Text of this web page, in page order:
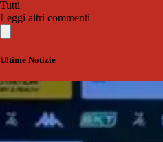
Tutti
Leggi altri commenti
Ultime Notizie